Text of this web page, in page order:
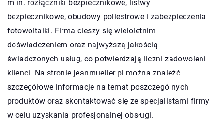
m.in. rozłączniki bezpiecznikowe, listwy
bezpiecznikowe, obudowy poliestrowe i zabezpieczenia
fotowoltaiki. Firma cieszy się wieloletnim
doświadczeniem oraz najwyższą jakością
świadczonych usług, co potwierdzają liczni zadowoleni
klienci. Na stronie jeanmueller.pl można znaleźć
szczegółowe informacje na temat poszczególnych
produktów oraz skontaktować się ze specjalistami firmy
w celu uzyskania profesjonalnej obsługi.